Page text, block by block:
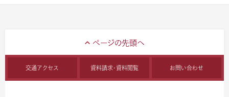
交通アクセス 資料請求・資料閲覧 お問い合わせ